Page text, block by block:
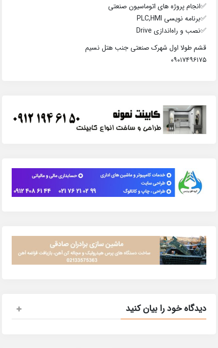
✅️انجام پروژه های اتوماسیون صنعتی
✅️برنامه نویسی PLC,HMl
✅️نصب و راه‌اندازی Drive
قشم طولا اول شهرک صنعتی جنب هتل نسیم
۰۹۰۱۷۴۹۶۱۷۵
دیدگاه خود را بیان کنید